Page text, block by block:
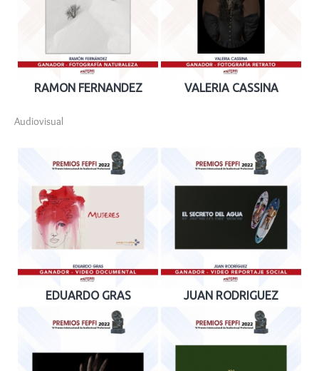
RAMON FERNANDEZ VALERIA CASSINA
Audiovisual
EDUARDO GRAS JUAN RODRIGUEZ